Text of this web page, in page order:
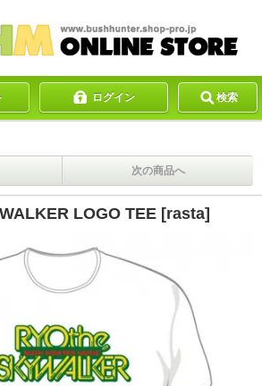
ログイン 検索
次の商品へ
LOGO TEE [rasta]